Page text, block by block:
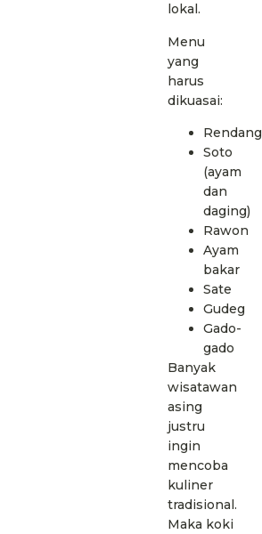
lokal.
Menu
yang
harus
dikuasai:
Rendang
Soto
(ayam
dan
daging)
Rawon
Ayam
bakar
Sate
Gudeg
Gado-
gado
Banyak
wisatawan
asing
justru
ingin
mencoba
kuliner
tradisional.
Maka koki